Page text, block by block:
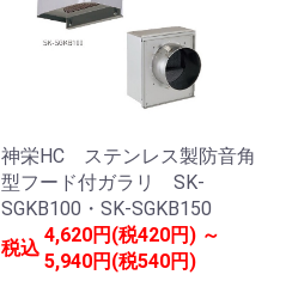
神栄HC ステンレス製防音角
型フード付ガラリ SK-
SGKB100・SK-SGKB150
税込
4,620円(税420円) ～
5,940円(税540円)